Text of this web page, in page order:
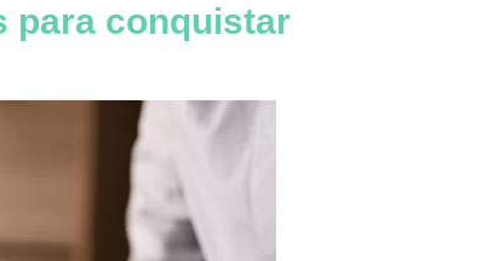
para conquistar